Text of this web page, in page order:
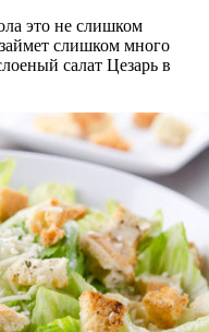
это не слишком
слишком много
салат Цезарь в